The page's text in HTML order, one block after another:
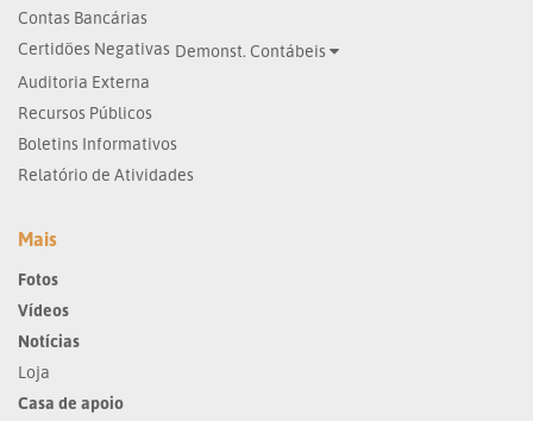
Contas Bancárias
Certidões Negativas Demonst. Contábeis
Auditoria Externa
Recursos Públicos
Boletins Informativos
Relatório de Atividades
Mais
Fotos
Vídeos
Notícias
Loja
Casa de apoio